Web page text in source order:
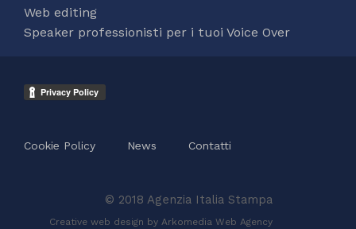
Web editing
Speaker professionisti per i tuoi Voice Over
Cookie Policy News Contatti
© 2018 Agenzia Italia Stampa
Creative web design by Arkomedia Web Agency